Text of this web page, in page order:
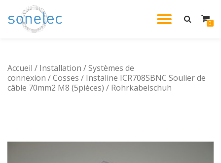
Aller
0
Accueil / Installation /Systèmes de
connexion /Cosses / Instaline ICR708SBNC Soulier de
câble 70mm2 M8 (5pièces) / Rohrkabelschuh